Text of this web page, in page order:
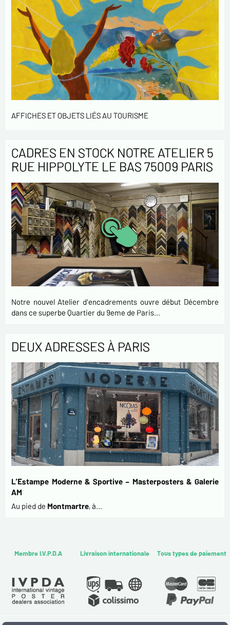
AFFICHES ET OBJETS LIÉS AU TOURISME
CADRES EN STOCK NOTRE ATELIER 5
RUE HIPPOLYTE LE BAS 75009 PARIS
Notre nouvel Atelier d'encadrements ouvre début Décembre
dans ce superbe Quartier du 9eme de Paris…
DEUX ADRESSES À PARIS
L’Estampe Moderne & Sportive – Masterposters & Galerie
AM
Au pied de Montmartre, à…
Membre I.V.P.D.A Livraison internationale Tous types de paiement